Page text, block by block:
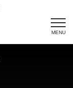
MENU